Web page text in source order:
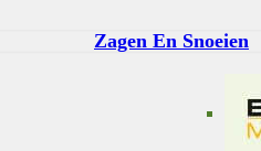
Zagen En Snoeien